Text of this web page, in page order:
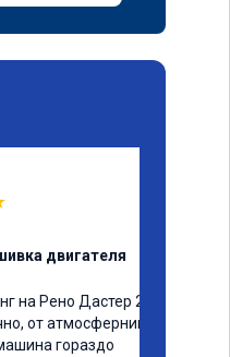
двигателя
на Рено Дастер 2.0
от атмосферника не
гораздо